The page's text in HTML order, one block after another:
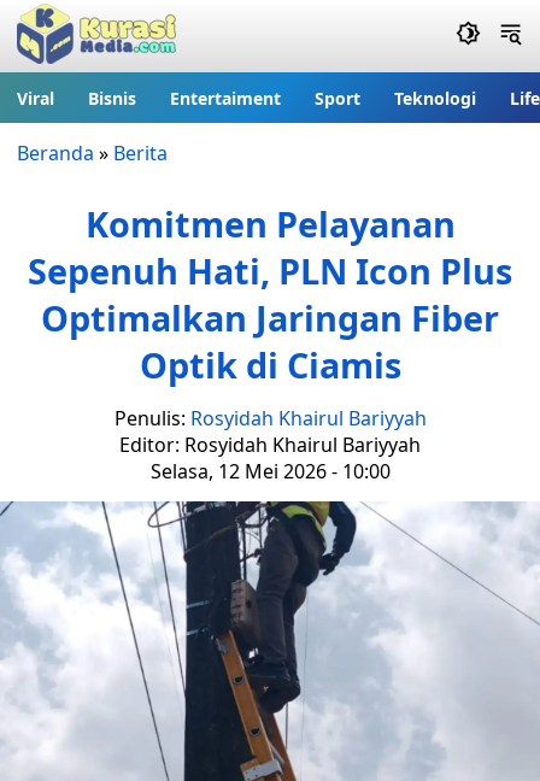
Viral Bisnis Entertaiment Sport Teknologi
Beranda » Berita
Komitmen Pelayanan
Sepenuh Hati, PLN Icon Plus
Optimalkan Jaringan Fiber
Optik di Ciamis
Penulis: Rosyidah Khairul Bariyyah
Editor: Rosyidah Khairul Bariyyah
Selasa, 12 Mei 2026 - 10:00